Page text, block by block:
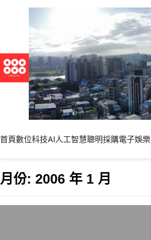
首頁數位科技AI人工智慧聰明採購電子娛樂
月份: 2006 年 1 月